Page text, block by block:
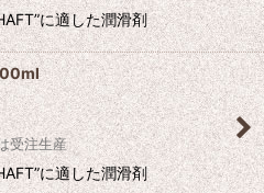
に適した潤滑剤
受注生産
に適した潤滑剤